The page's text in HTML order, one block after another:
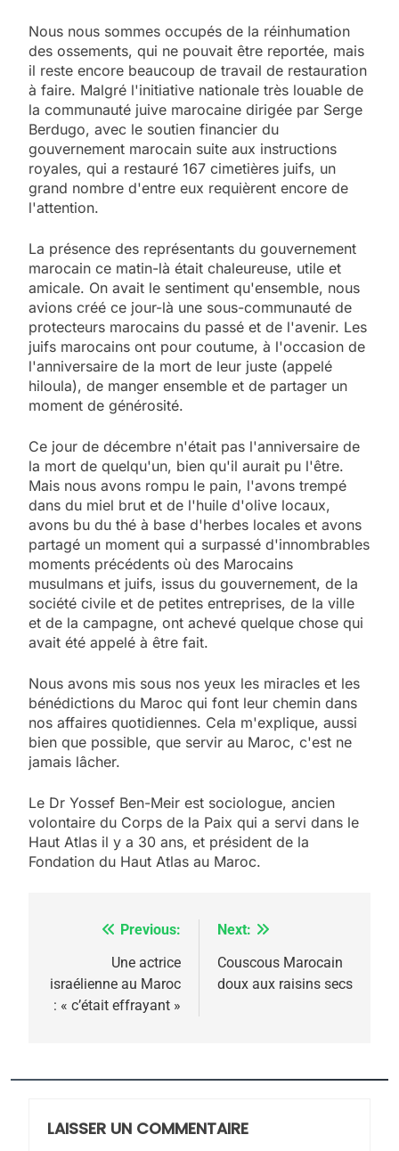
Nous nous sommes occupés de la réinhumation
des ossements, qui ne pouvait être reportée, mais
il reste encore beaucoup de travail de restauration
à faire. Malgré l'initiative nationale très louable de
la communauté juive marocaine dirigée par Serge
Berdugo, avec le soutien financier du
gouvernement marocain suite aux instructions
royales, qui a restauré 167 cimetières juifs, un
grand nombre d'entre eux requièrent encore de
l'attention.
La présence des représentants du gouvernement
marocain ce matin-là était chaleureuse, utile et
amicale. On avait le sentiment qu'ensemble, nous
avions créé ce jour-là une sous-communauté de
protecteurs marocains du passé et de l'avenir. Les
juifs marocains ont pour coutume, à l'occasion de
l'anniversaire de la mort de leur juste (appelé
hiloula), de manger ensemble et de partager un
moment de générosité.
Ce jour de décembre n'était pas l'anniversaire de
la mort de quelqu'un, bien qu'il aurait pu l'être.
Mais nous avons rompu le pain, l'avons trempé
dans du miel brut et de l'huile d'olive locaux,
avons bu du thé à base d'herbes locales et avons
partagé un moment qui a surpassé d'innombrables
moments précédents où des Marocains
musulmans et juifs, issus du gouvernement, de la
société civile et de petites entreprises, de la ville
et de la campagne, ont achevé quelque chose qui
avait été appelé à être fait.
Nous avons mis sous nos yeux les miracles et les
bénédictions du Maroc qui font leur chemin dans
nos affaires quotidiennes. Cela m'explique, aussi
bien que possible, que servir au Maroc, c'est ne
jamais lâcher.
Le Dr Yossef Ben-Meir est sociologue, ancien
volontaire du Corps de la Paix qui a servi dans le
Haut Atlas il y a 30 ans, et président de la
Fondation du Haut Atlas au Maroc.
Navigation
l’article
Previous:
Une actrice
israélienne au Maroc
: « c’était effrayant »
Next:
Couscous Marocain
doux aux raisins secs
LAISSER UN COMMENTAIRE
5
rapport d’ADL contre
6